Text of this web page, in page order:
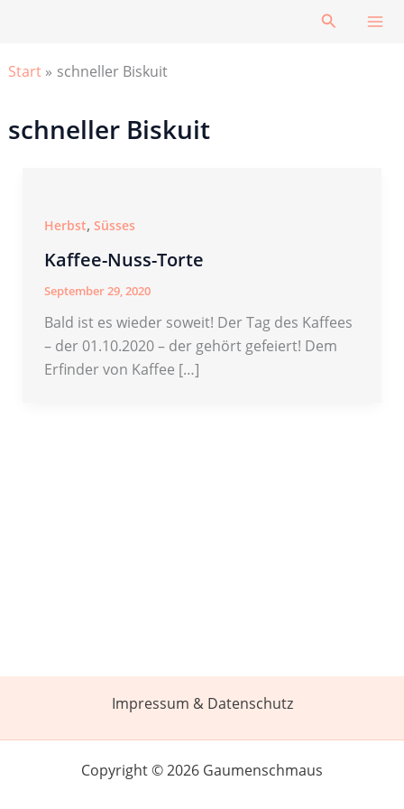
Suchen
Start schneller Biskuit
schneller Biskuit
Herbst, Süsses
Kaffee-Nuss-Torte
September 29, 2020
Bald ist es wieder soweit! Der Tag des Kaffees
– der 01.10.2020 – der gehört gefeiert! Dem
Erfinder von Kaffee […]
Impressum & Datenschutz
Copyright © 2026 Gaumenschmaus